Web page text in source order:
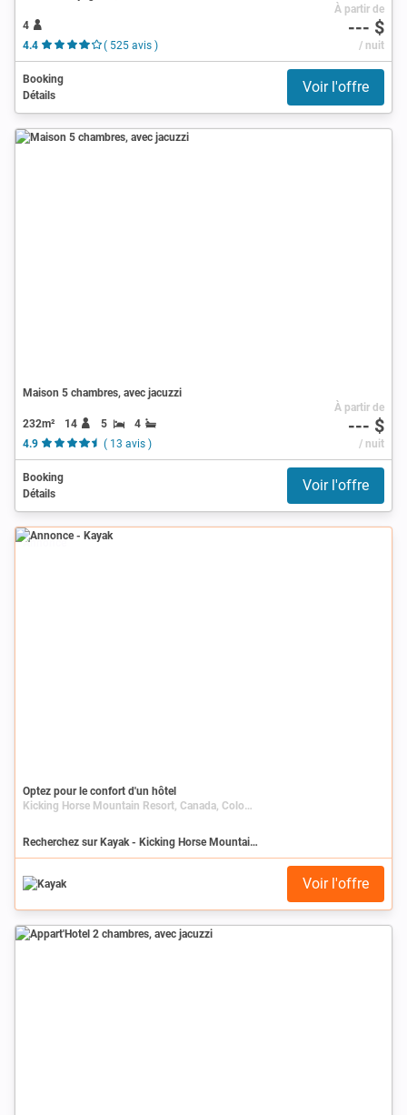
4
4.4
( 525 avis )
À partir de
--- $
/ nuit
Booking
Détails
Voir l'offre
Maison 5 chambres, avec jacuzzi
232m² 14 5
4
4.9
( 13 avis )
À partir de
--- $
/ nuit
Booking
Détails
Voir l'offre
Annonce
Optez pour le confort d'un hôtel
Kicking Horse Mountain Resort, Canada, Colombie-Britannique
Recherchez sur Kayak - Kicking Horse Mountain Resort
Voir l'offre